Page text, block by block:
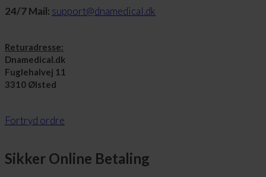
24/7 Mail: support@dnamedical.dk
Returadresse:
Dnamedical.dk
Fuglehalvej 11
3310 Ølsted
Fortryd ordre
Sikker Online Betaling